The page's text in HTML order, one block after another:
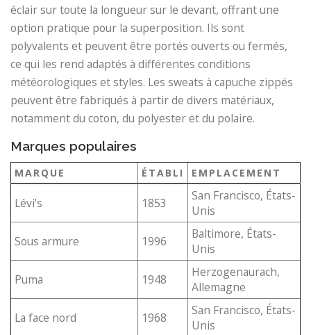
éclair sur toute la longueur sur le devant, offrant une
option pratique pour la superposition. Ils sont
polyvalents et peuvent être portés ouverts ou fermés,
ce qui les rend adaptés à différentes conditions
météorologiques et styles. Les sweats à capuche zippés
peuvent être fabriqués à partir de divers matériaux,
notamment du coton, du polyester et du polaire.
Marques populaires
MARQUE ÉTABLI EMPLACEMENT
Lévi’s 1853
San Francisco, États-
Unis
Sous armure
1996
Baltimore, États-
Unis
Puma
1948
Herzogenaurach,
Allemagne
La face nord
1968
San Francisco, États-
Unis